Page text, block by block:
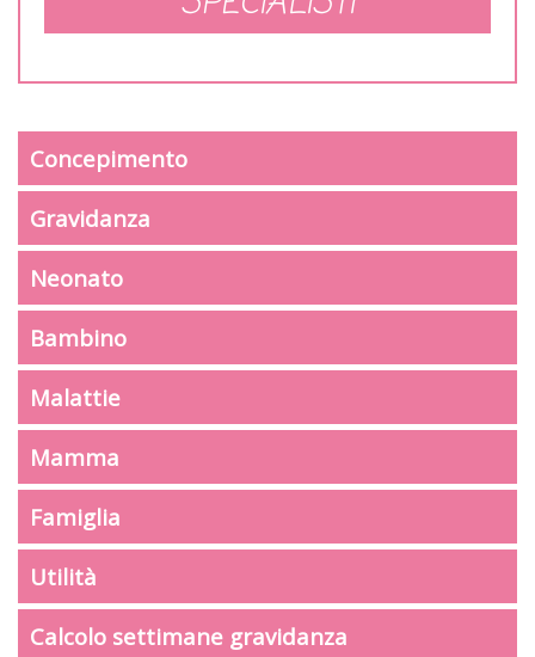
Concepimento
Gravidanza
Neonato
Bambino
Malattie
Mamma
Famiglia
Utilità
Calcolo settimane gravidanza